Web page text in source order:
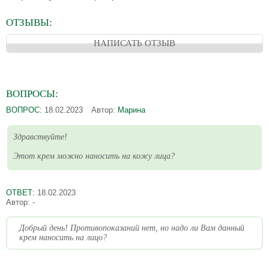
ОТЗЫВЫ:
НАПИСАТЬ ОТЗЫВ
ВОПРОСЫ:
ВОПРОС: 18.02.2023 Автор: Марина
Здравствуйте!
Этот крем можно наносить на кожу лица?
ОТВЕТ: 18.02.2023
Автор: -
Добрый день! Противопоказаний нет, но надо ли Вам данный
крем наносить на лицо?